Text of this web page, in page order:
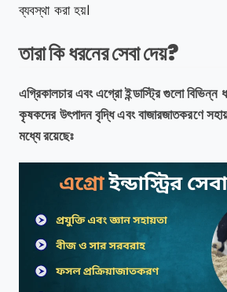
ব্যবস্থা করা হয়।
তারা কি ধরনের সেবা দেয়?
এগ্রিকালচার এবং এগ্রো ইন্ডাস্ট্রি গুলো বিভিন্ন
কৃষকদের উৎপাদন বৃদ্ধি এবং বাজারজাতকরণে
মধ্যে রয়েছেঃ